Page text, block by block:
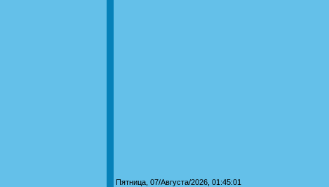
Пятница, 07/Августа/2026, 01:45:01